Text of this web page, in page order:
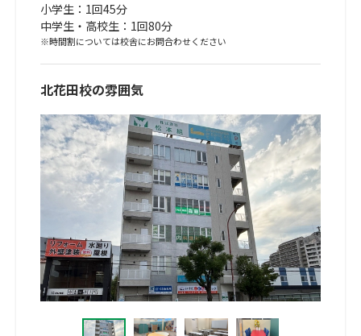
小学生：1回45分
中学生・高校生：1回80分
※時間割については校舎にお問合わせください
北花田校の雰囲気